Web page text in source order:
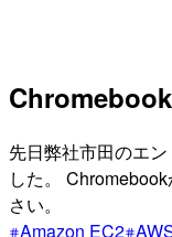
先日弊社市田のエ
した。
さい。
Amazon EC2